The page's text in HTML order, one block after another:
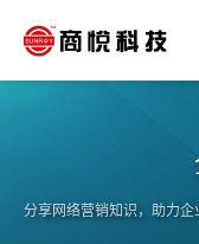
分享网络营销知识，助力